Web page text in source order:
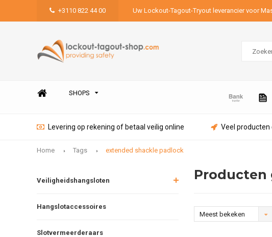
+3110 822 44 00 Uw Lockout-Tagout-Tryout leverancier voor
SHOPS
Levering op rekening of betaal veilig online Veel
Home Tags extended shackle padlock
Veiligheidshangsloten
Hangslotaccessoires
Slotvermeerderaars
Producten
Meest bekeken